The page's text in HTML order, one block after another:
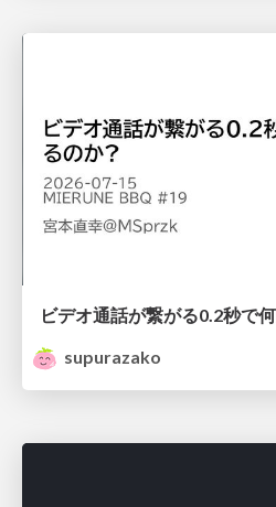
ビデオ通話が繋がる0.2秒で
supurazako